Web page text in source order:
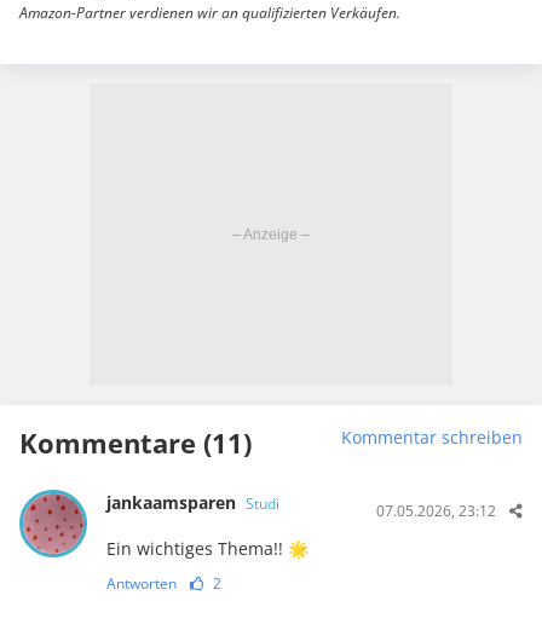
Amazon-Partner verdienen wir an qualifizierten Verkäufen.
Kommentare (11) Kommentar schreiben
jankaamsparen Studi 07.05.2026, 23:12
Ein wichtiges Thema!! 🌟
Antworten 2